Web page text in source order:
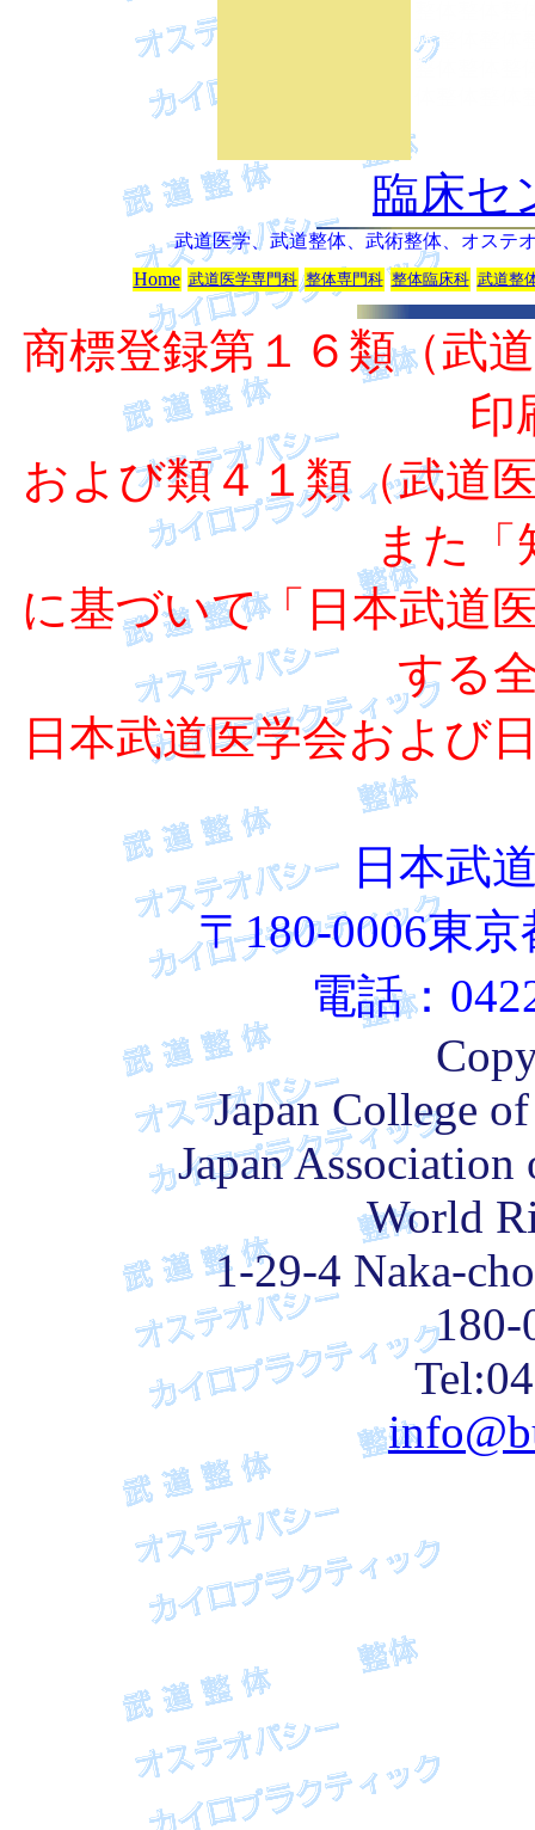
体整体整体
整体整体整
臨床セ
武道医学、武道整体、武術整体、オステ
Home 武道医学専門科 整体専門科 整体臨床科 武道整
商標登録第１６類（武
印
および類４１類（武道
また「
に基づいて「日本武道
する
日本武道医学会および
日本武
〒180-0006東
電話：
Japan College
Japan
World
1-29-4 Naka-
180-